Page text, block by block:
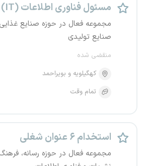
مسئول فناوری اطلاعات (IT)
مجموعه فعال در حوزه صنایع
صنایع تولیدی
منقضی شده
کهگیلویه و بویراحمد
تمام وقت
استخدام ۶ عنوان شغلی
مجموعه فعال در حوزه رسانه،